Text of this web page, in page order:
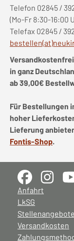
Telefon 02845 /
(Mo-Fr 8:30-16:00
Telefax 02845 /
Versandkostenfrei
in ganz
ab 39,00€
Für Bestellungen
hoher
Lieferung
Fontis-Shop.
Anfahrt
LkSG
Stellenangebote
Versandkosten